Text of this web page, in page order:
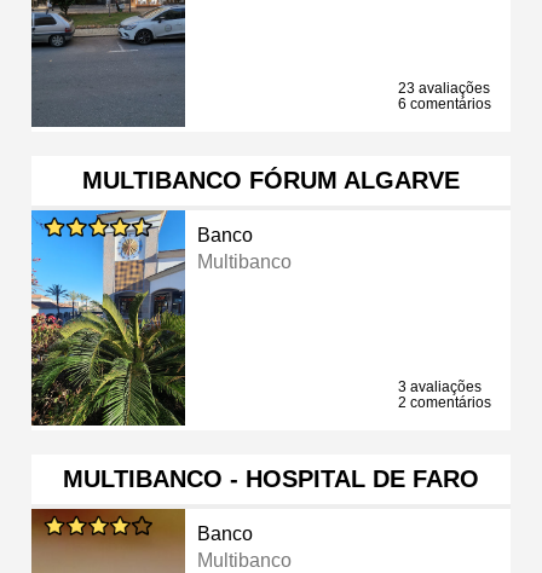
23 avaliações
6 comentários
MULTIBANCO FÓRUM ALGARVE
Banco
Multibanco
3 avaliações
2 comentários
MULTIBANCO - HOSPITAL DE FARO
Banco
Multibanco